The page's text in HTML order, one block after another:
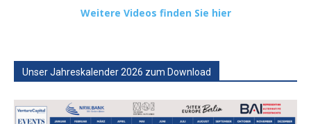
Weitere Videos finden Sie hier
Unser Jahreskalender 2026 zum Download